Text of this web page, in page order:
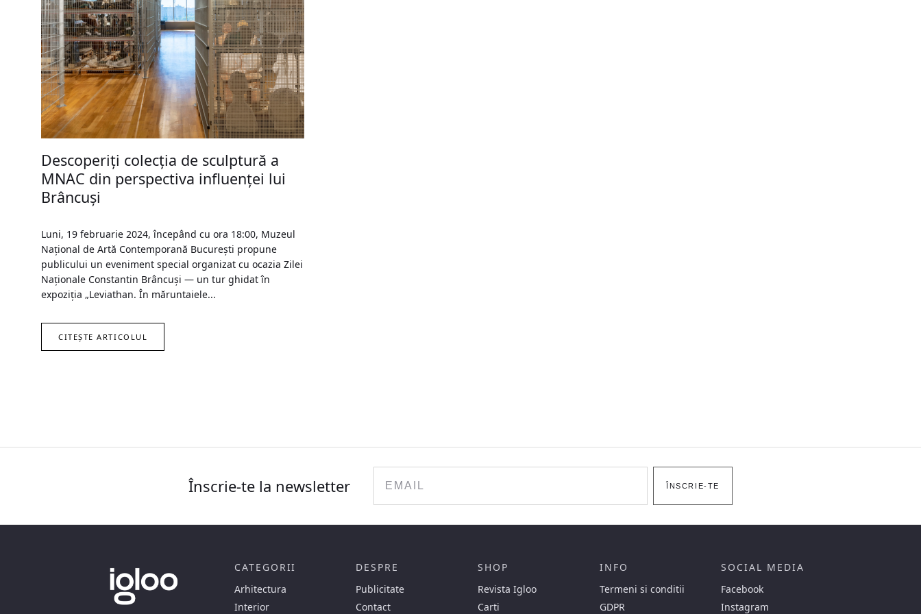
Descoperiţi colecţia de sculptură a
MNAC din perspectiva influenței lui
Brâncuși
Luni, 19 februarie 2024, începând cu ora 18:00, Muzeul
Naţional de Artă Contemporană Bucureşti propune
publicului un eveniment special organizat cu ocazia Zilei
Naționale Constantin Brâncuși — un tur ghidat în
expoziția „Leviathan. În măruntaiele...
CITEȘTE ARTICOLUL
Înscrie-te la newsletter ÎNSCRIE-TE
CATEGORII
Arhitectura
Interior
DESPRE
Publicitate
Contact
SHOP
Revista Igloo
Carti
INFO
Termeni si conditii
GDPR
SOCIAL MEDIA
Facebook
Instagram